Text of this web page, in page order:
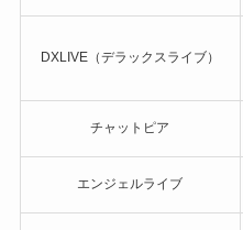
DXLIVE（デラックスライブ）
チャットピア
エンジェルライブ